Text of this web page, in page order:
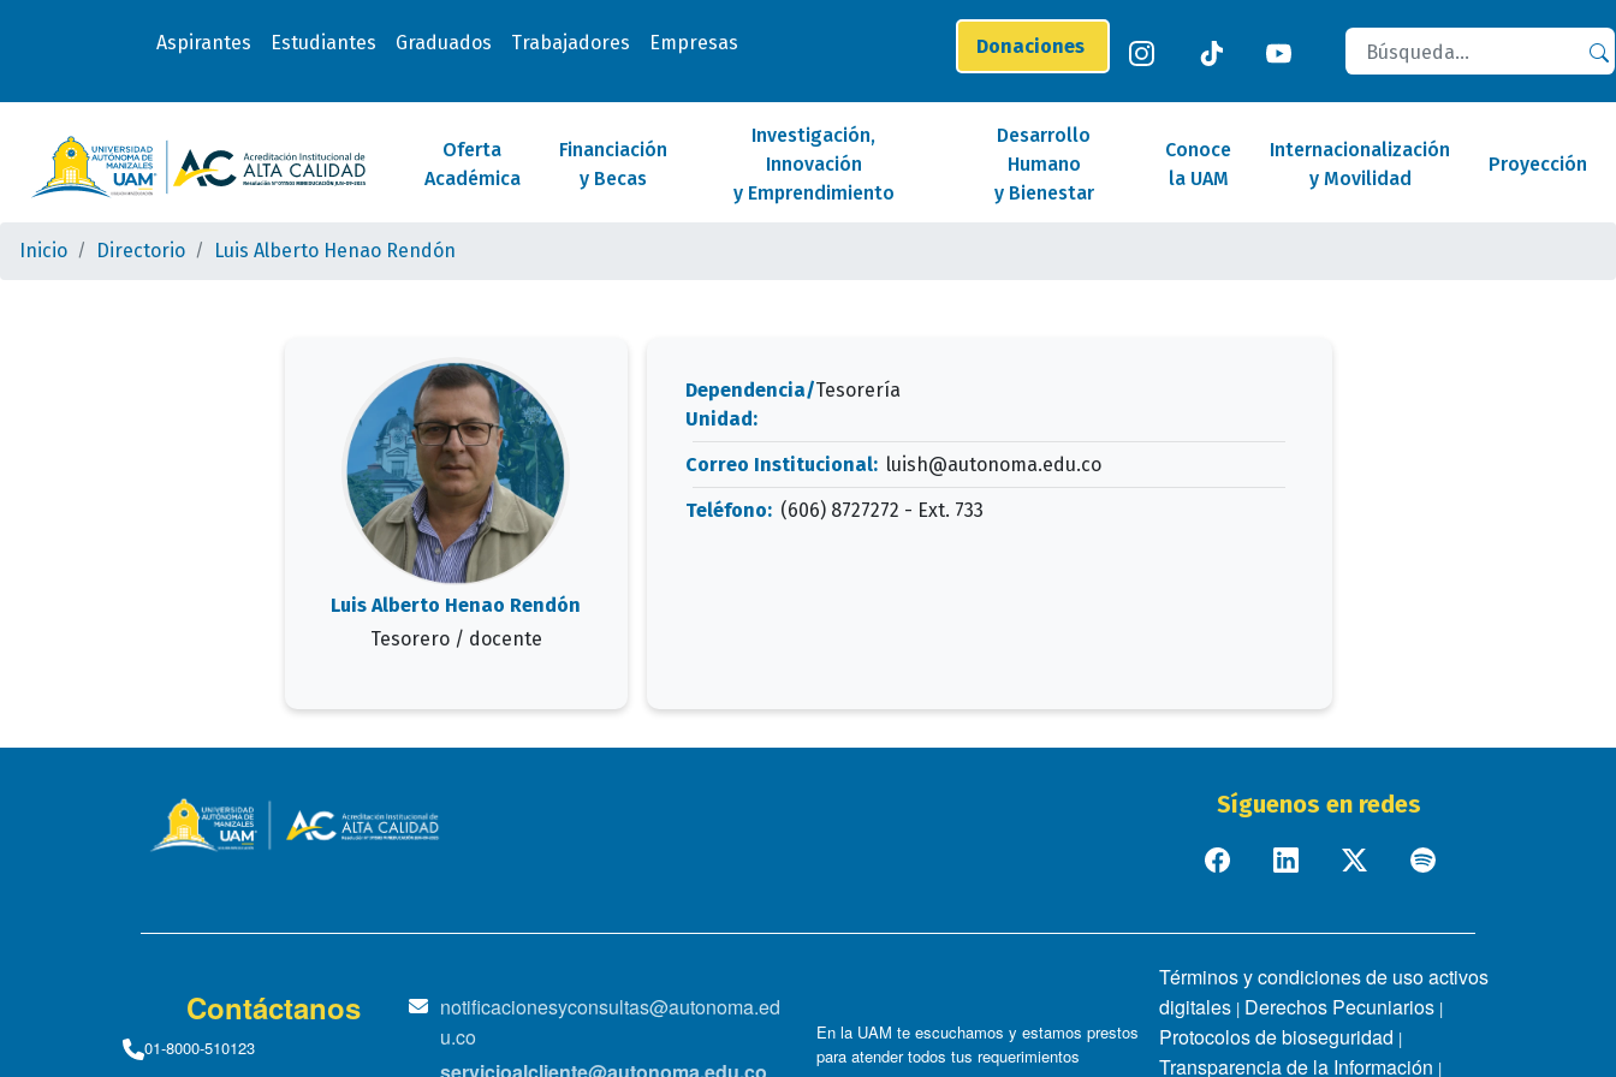
Aspirantes Estudiantes Graduados Trabajadores Empresas Donaciones
Buscar
Oferta
Académica
Financiación
y Becas
Investigación,
Innovación
y Emprendimiento
Desarrollo
Humano
y Bienestar
Conoce
la UAM
Internacionalización
y Movilidad
Proyección
Inicio Directorio Luis Alberto Henao Rendón
Luis Alberto Henao Rendón
Tesorero / docente
Dependencia/
Unidad:
Tesorería
Correo Institucional: luish@autonoma.edu.co
Teléfono: (606) 8727272 - Ext. 733
Síguenos en redes
Contáctanos
01-8000-510123
notificacionesyconsultas@autonoma.ed
u.co
En la UAM te escuchamos y estamos prestos
para atender todos tus requerimientos
Términos y condiciones de uso activos
digitales | Derechos Pecuniarios |
Protocolos de bioseguridad |
Transparencia de la Información |